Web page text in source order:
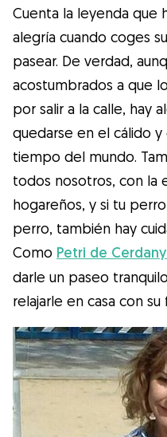
Cuenta la leyenda que
alegría cuando coges
pasear. De verdad,
acostumbrados a que
por salir a la calle, hay
quedarse en el cálido
tiempo del mundo.
todos nosotros, con la
hogareños, y si tu
perro, también hay
Como Petri de
darle un paseo
relajarle en casa con